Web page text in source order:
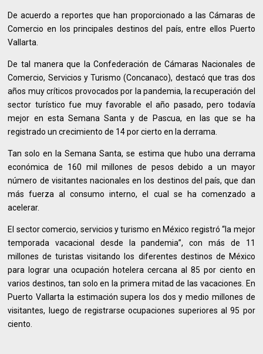
De acuerdo a reportes que han proporcionado a las Cámaras de
Comercio en los principales destinos del país, entre ellos Puerto
Vallarta.
De tal manera que la Confederación de Cámaras Nacionales de
Comercio, Servicios y Turismo (Concanaco), destacó que tras dos
años muy críticos provocados por la pandemia, la recuperación del
sector turístico fue muy favorable el año pasado, pero todavía
mejor en esta Semana Santa y de Pascua, en las que se ha
registrado un crecimiento de 14 por cierto en la derrama.
Tan solo en la Semana Santa, se estima que hubo una derrama
económica de 160 mil millones de pesos debido a un mayor
número de visitantes nacionales en los destinos del país, que dan
más fuerza al consumo interno, el cual se ha comenzado a
acelerar.
El sector comercio, servicios y turismo en México registró “la mejor
temporada vacacional desde la pandemia”, con más de 11
millones de turistas visitando los diferentes destinos de México
para lograr una ocupación hotelera cercana al 85 por ciento en
varios destinos, tan solo en la primera mitad de las vacaciones. En
Puerto Vallarta la estimación supera los dos y medio millones de
visitantes, luego de registrarse ocupaciones superiores al 95 por
ciento.